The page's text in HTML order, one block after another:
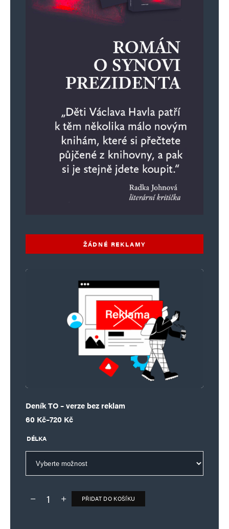
ŽÁDNÉ REKLAMY
Deník TO – verze bez reklam
60 Kč–720 Kč
Rozpětí cen: 60 Kč až 720 Kč
DÉLKA
Deník TO – verze bez reklam množství
PŘIDAT DO KOŠÍKU